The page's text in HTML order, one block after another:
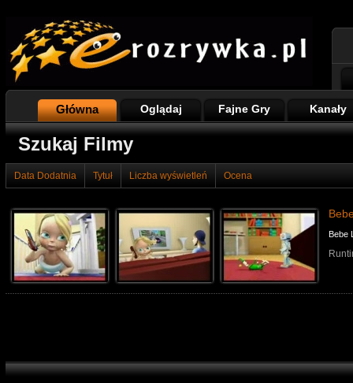
Główna Oglądaj Fajne Gry Kanały
Szukaj Filmy
Data Dodatnia Tytuł Liczba wyświetleń Ocena
Bebe